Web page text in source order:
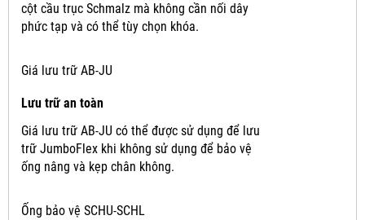
cột cầu trục Schmalz mà không cần nối dây
phức tạp và có thể tùy chọn khóa.
Giá lưu trữ AB-JU
Lưu trữ an toàn
Giá lưu trữ AB-JU có thể được sử dụng để lưu
trữ JumboFlex khi không sử dụng để bảo vệ
ống nâng và kẹp chân không.
Ống bảo vệ SCHU-SCHL